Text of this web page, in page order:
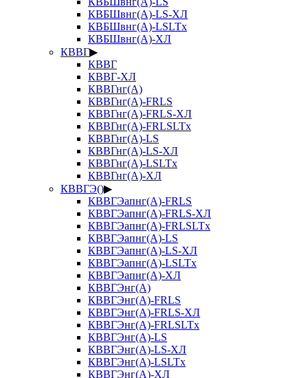
КВБШвнг(А)-LS-ХЛ
КВБШвнг(А)-LSLTx
КВБШвнг(А)-ХЛ
КВВГ▶
КВВГ
КВВГ-ХЛ
КВВГнг(А)
КВВГнг(А)-FRLS
КВВГнг(А)-FRLS-ХЛ
КВВГнг(А)-FRLSLTx
КВВГнг(А)-LS
КВВГнг(А)-LS-ХЛ
КВВГнг(А)-LSLTx
КВВГнг(А)-ХЛ
КВВГЭ()▶
КВВГЭапнг(А)-FRLS
КВВГЭапнг(А)-FRLS-ХЛ
КВВГЭапнг(А)-FRLSLTx
КВВГЭапнг(А)-LS
КВВГЭапнг(А)-LS-ХЛ
КВВГЭапнг(А)-LSLTx
КВВГЭапнг(А)-ХЛ
КВВГЭнг(А)
КВВГЭнг(А)-FRLS
КВВГЭнг(А)-FRLS-ХЛ
КВВГЭнг(А)-FRLSLTx
КВВГЭнг(А)-LS
КВВГЭнг(А)-LS-ХЛ
КВВГЭнг(А)-LSLTx
КВВГЭнг(А)-ХЛ